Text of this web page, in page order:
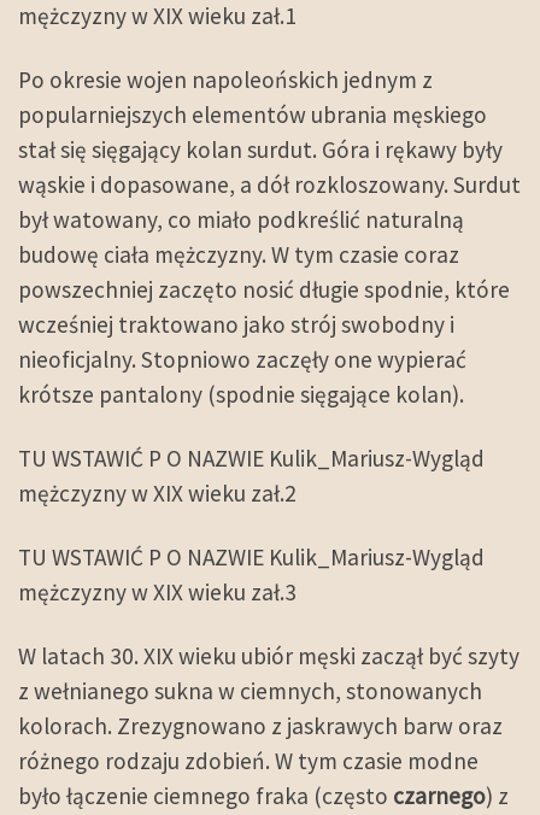
mężczyzny w XIX wieku zał.1
Po okresie wojen napoleońskich jednym z
popularniejszych elementów ubrania męskiego
stał się sięgający kolan surdut. Góra i rękawy były
wąskie i dopasowane, a dół rozkloszowany. Surdut
był watowany, co miało podkreślić naturalną
budowę ciała mężczyzny. W tym czasie coraz
powszechniej zaczęto nosić długie spodnie, które
wcześniej traktowano jako strój swobodny i
nieoficjalny. Stopniowo zaczęły one wypierać
krótsze pantalony (spodnie sięgające kolan).
TU WSTAWIĆ P O NAZWIE Kulik_Mariusz-Wygląd
mężczyzny w XIX wieku zał.2
TU WSTAWIĆ P O NAZWIE Kulik_Mariusz-Wygląd
mężczyzny w XIX wieku zał.3
W latach 30. XIX wieku ubiór męski zaczął być szyty
z wełnianego sukna w ciemnych, stonowanych
kolorach. Zrezygnowano z jaskrawych barw oraz
różnego rodzaju zdobień. W tym czasie modne
było łączenie ciemnego fraka (często czarnego) z